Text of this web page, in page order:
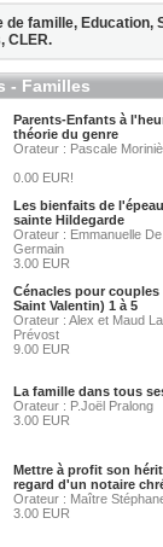
de famille, Education,
CLER.
- Familles
Parents-Enfants à
théorie du genre
Orateur : Pascale
0.00 EUR!
Les bienfaits de
sainte Hildegarde
Orateur : Emmanuelle
Germain
3.00 EUR
Cénacles pour couples
Saint Valentin) 1 à 5
Orateur : Alex et Maud
Prévost
9.00 EUR
La famille dans tous
Orateur : P.Joël Pralong
3.00 EUR
Mettre à profit son
regard d'un notaire
Orateur : Maître
3.00 EUR